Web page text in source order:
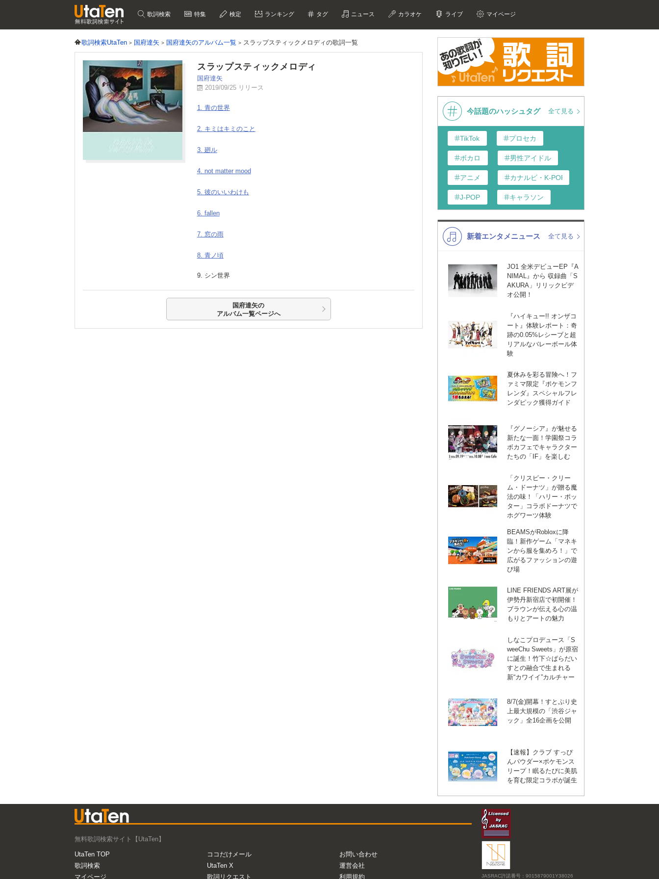
歌詞検索 特集 検定 ランキング タグ ニュース カラオケ ライブ マイページ
歌詞検索UtaTen 国府達矢 国府達矢のアルバム一覧 スラップスティックメロディの歌詞一覧
スラップスティックメロディ
国府達矢
2019/09/25 リリース
1. 青の世界
2. キミはキミのこと
3. 廻ル
4. not matter mood
5. 彼のいいわけも
6. fallen
7. 窓の雨
8. 青ノ頃
9. シン世界
国府達矢の
アルバム一覧ページへ
今話題のハッシュタグ 全て見る
TikTok プロセカ
ボカロ 男性アイドル
アニメ カナルビ・K-POP和訳
J-POP キャラソン
K-POP バンド
VTuber ディズニー
新着エンタメニュース 全て見る
JO1 全米デビューEP『A
NIMAL』から 収録曲「S
AKURA」リリックビデ
オ公開！
『ハイキュー!! オンザコ
ート』体験レポート：奇
跡の0.05%レシーブと超
リアルなバレーボール体
験
夏休みを彩る冒険へ！フ
ァミマ限定『ポケモンフ
レンダ』スペシャルフレ
ンダピック獲得ガイド
『グノーシア』が魅せる
新たな一面！学園祭コラ
ボカフェでキャラクター
たちの「IF」を楽しむ
「クリスピー・クリー
ム・ドーナツ」が贈る魔
法の味！「ハリー・ポッ
ター」コラボドーナツで
ホグワーツ体験
BEAMSがRobloxに降
臨！新作ゲーム「マネキ
ンから服を集めろ！」で
広がるファッションの遊
び場
LINE FRIENDS ART展が
伊勢丹新宿店で初開催！
ブラウンが伝える心の温
もりとアートの魅力
しなこプロデュース「S
weeChu Sweets」が原宿
に誕生！竹下☆ぱらだい
すとの融合で生まれる
新“カワイイ”カルチャー
8/7(金)開幕！すとぷり史
上最大規模の「渋谷ジャ
ック」全16企画を公開
【速報】クラブ すっぴ
んパウダー×ポケモンス
リープ！眠るたびに美肌
を育む限定コラボが誕生
無料歌詞検索サイト【UtaTen】
UtaTen TOP
歌詞検索
マイページ
ココだけメール
UtaTen X
歌詞リクエスト
お問い合わせ
運営会社
利用規約
JASRAC許諾番号：9015879001Y38026